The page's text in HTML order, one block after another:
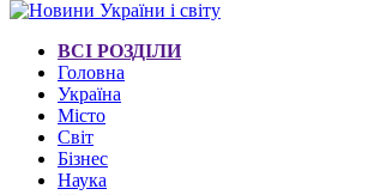
ВСІ РОЗДІЛИ
Головна
Україна
Місто
Світ
Бізнес
Наука